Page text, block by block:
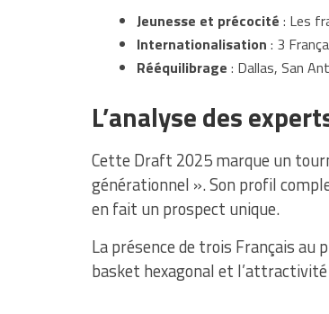
Jeunesse et précocité : Les
Internationalisation : 3
Rééquilibrage : Dallas, San
L’analyse des
Cette Draft 2025 marque un
générationnel ». Son profil
en fait un prospect unique.
La présence de trois Français
basket hexagonal et